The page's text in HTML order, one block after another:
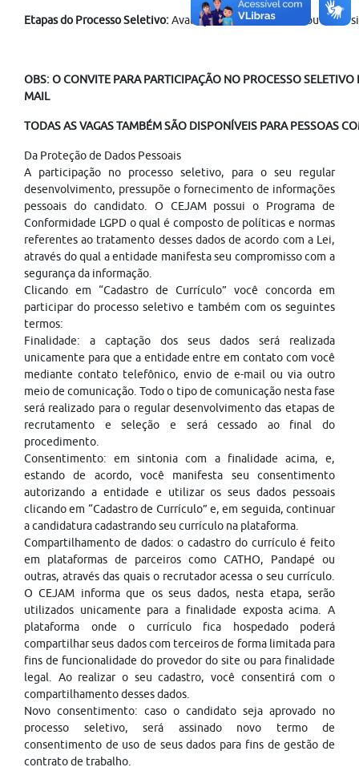
Etapas do Processo Seletivo:Avaliação curricular, Prova ou teste
OBS: O CONVITE PARA PARTICIPAÇÃO NO PROCESSO SELETIVO
MAIL
TODAS AS VAGAS TAMBÉM SÃO DISPONÍVEIS PARA PESSOAS
Da Proteção de Dados Pessoais
A participação no processo seletivo, para o seu regular
desenvolvimento, pressupõe o fornecimento de informações
pessoais do candidato. O CEJAM possui o Programa de
Conformidade LGPD o qual é composto de políticas e normas
referentes ao tratamento desses dados de acordo com a Lei,
através do qual a entidade manifesta seu compromisso com a
segurança da informação.
Clicando em “Cadastro de Currículo” você concorda em
participar do processo seletivo e também com os seguintes
termos:
Finalidade: a captação dos seus dados será realizada
unicamente para que a entidade entre em contato com você
mediante contato telefônico, envio de e-mail ou via outro
meio de comunicação. Todo o tipo de comunicação nesta fase
será realizado para o regular desenvolvimento das etapas de
recrutamento e seleção e será cessado ao final do
procedimento.
Consentimento: em sintonia com a finalidade acima, e,
estando de acordo, você manifesta seu consentimento
autorizando a entidade e utilizar os seus dados pessoais
clicando em “Cadastro de Currículo” e, em seguida, continuar
a candidatura cadastrando seu currículo na plataforma.
Compartilhamento de dados: o cadastro do currículo é feito
em plataformas de parceiros como CATHO, Pandapé ou
outras, através das quais o recrutador acessa o seu currículo.
O CEJAM informa que os seus dados, nesta etapa, serão
utilizados unicamente para a finalidade exposta acima. A
plataforma onde o currículo fica hospedado poderá
compartilhar seus dados com terceiros de forma limitada para
fins de funcionalidade do provedor do site ou para finalidade
legal. Ao realizar o seu cadastro, você consentirá com o
compartilhamento desses dados.
Novo consentimento: caso o candidato seja aprovado no
processo seletivo, será assinado novo termo de
consentimento de uso de seus dados para fins de gestão de
contrato de trabalho.